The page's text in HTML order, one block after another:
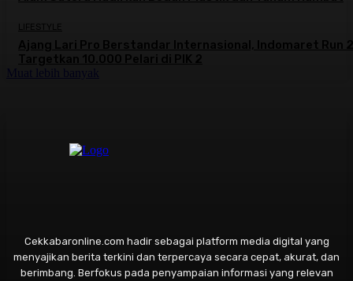
LIFESTYLE
Ajang Lari Pro Berstandar Internasional, Indomaret Run
Targetkan 10.000 Pelari di PIK 2
Cekkabaronline.com hadir sebagai platform media digital yang
menyajikan berita terkini dan terpercaya secara cepat, akurat, dan
berimbang. Berfokus pada penyampaian informasi yang relevan